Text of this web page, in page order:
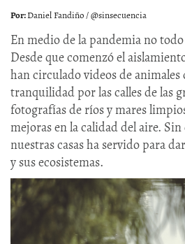
Daniel Fandiño / @sinsecuencia
En medio de la pandemia no
Desde que comenzó el
han circulado videos de
tranquilidad por las calles de las
fotografías de ríos y mares
mejoras en la calidad del aire.
nuestras casas ha servido para
y sus ecosistemas.